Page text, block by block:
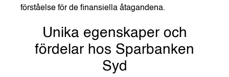
förståelse för de finansiella åtagandena.
Unika egenskaper och
fördelar hos Sparbanken
Syd